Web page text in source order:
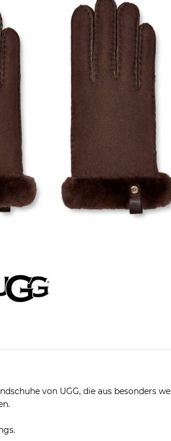
von UGG, die aus besonders